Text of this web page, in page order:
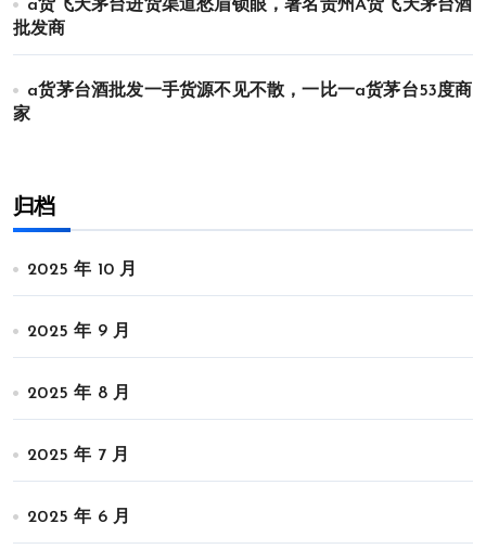
a货飞天茅台进货渠道愁眉锁眼，著名贵州A货飞天茅台酒
批发商
a货茅台酒批发一手货源不见不散，一比一a货茅台53度商
家
归档
2025 年 10 月
2025 年 9 月
2025 年 8 月
2025 年 7 月
2025 年 6 月